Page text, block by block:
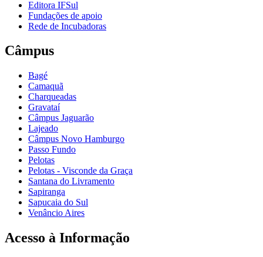
Editora IFSul
Fundações de apoio
Rede de Incubadoras
Câmpus
Bagé
Camaquã
Charqueadas
Gravataí
Câmpus Jaguarão
Lajeado
Câmpus Novo Hamburgo
Passo Fundo
Pelotas
Pelotas - Visconde da Graça
Santana do Livramento
Sapiranga
Sapucaia do Sul
Venâncio Aires
Acesso à Informação